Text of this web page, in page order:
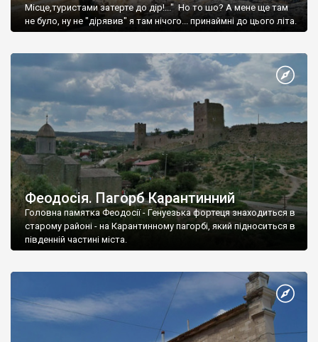
Місце,туристами затерте до дір!..." Но то шо? А мене ще там
не було, ну не "дірявив" я там нічого... принаймні до цього літа.
Феодосія. Пагорб Карантинний
Головна памятка Феодосії - Генуезька фортеця знаходиться в
старому районі - на Карантинному пагорбі, який підноситься в
південній частині міста.